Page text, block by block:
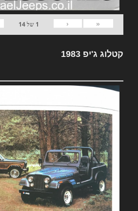
«
‹
1 של14
קטלוג ג'יפ 1983